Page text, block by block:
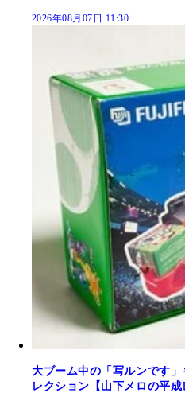
2026年08月07日 11:30
大ブーム中の「写ルンです
レクション【山下メロの平成